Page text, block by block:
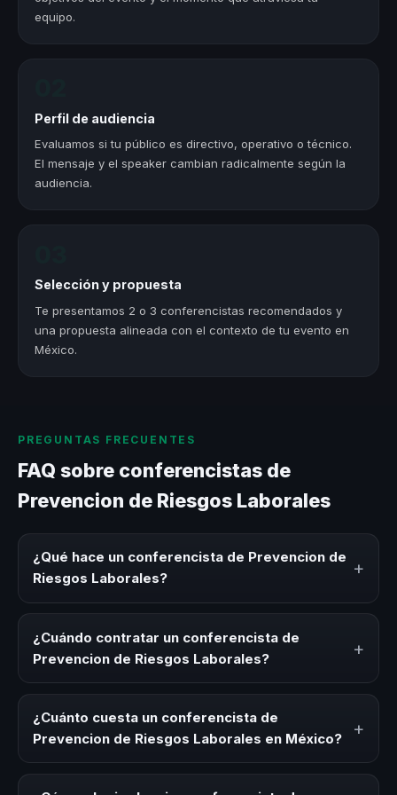
equipo.
Perfil de audiencia
Evaluamos si tu público es directivo, operativo o técnico.
El mensaje y el speaker cambian radicalmente según la
audiencia.
Selección y propuesta
Te presentamos 2 o 3 conferencistas recomendados y
una propuesta alineada con el contexto de tu evento en
México.
PREGUNTAS FRECUENTES
FAQ sobre conferencistas de
Prevencion de Riesgos Laborales
¿Qué hace un conferencista de Prevencion de
Riesgos Laborales?
+
un experto que comparte conocimiento, estrategias y
experiencias sobre este tema en eventos corporativos,
convenciones y seminarios. Su objetivo es generar
reflexión, inspiración y herramientas aplicables para la
¿Cuándo contratar un conferencista de
Prevencion de Riesgos Laborales?
+
Riesgos Laborales para kick-offs, convenciones anuales,
programas de desarrollo, eventos de integración o
cuando tu organización necesita impulsar un cambio
cultural relacionado con esta temática.
¿Cuánto cuesta un conferencista de
Prevencion de Riesgos Laborales en México?
+
modalidad (presencial o virtual) y la duración del evento.